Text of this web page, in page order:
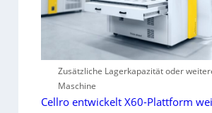
Zusätzliche Lagerkapazität oder
Maschine
Cellro entwickelt X60-Plattform